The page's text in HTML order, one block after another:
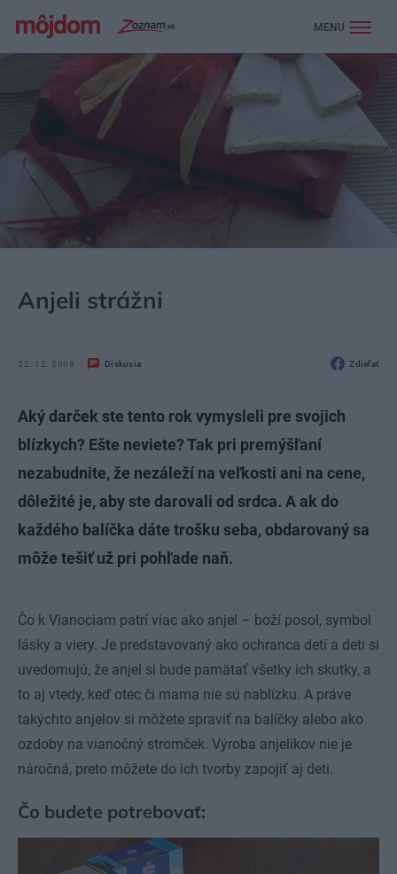
MENU
Anjeli strážni
22. 12. 2008 Diskusia Zdieľať
Aký darček ste tento rok vymysleli pre svojich
blízkych? Ešte neviete? Tak pri premýšľaní
nezabudnite, že nezáleží na veľkosti ani na cene,
dôležité je, aby ste darovali od srdca. A ak do
každého balíčka dáte trošku seba, obdarovaný sa
môže tešiť už pri pohľade naň.
Čo k Vianociam patrí viac ako anjel – boží posol, symbol
lásky a viery. Je predstavovaný ako ochranca detí a deti si
uvedomujú, že anjel si bude pamätať všetky ich skutky, a
to aj vtedy, keď otec či mama nie sú nablízku. A práve
takýchto anjelov si môžete spraviť na balíčky alebo ako
ozdoby na vianočný stromček. Výroba anjelikov nie je
náročná, preto môžete do ich tvorby zapojiť aj deti.
Čo budete potrebovať: